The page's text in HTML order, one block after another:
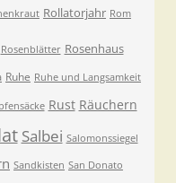
Rollatorjahr Rom
Rosenblätter Rosenhaus
Ruhe Ruhe und Langsamkeit
Rust Räuchern
Salbei Salomonssiegel
Sandkisten San Donato